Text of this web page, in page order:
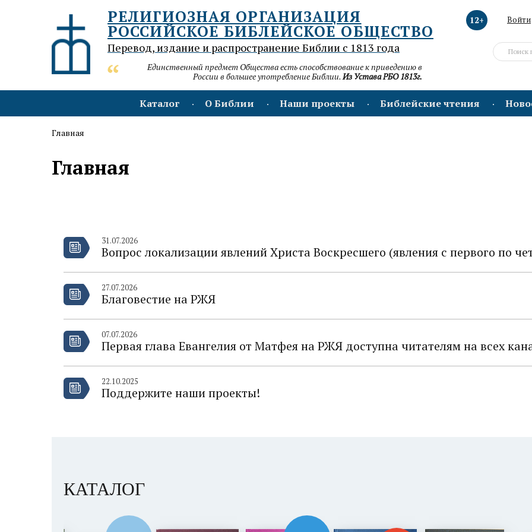
РЕЛИГИОЗНАЯ ОРГАНИЗАЦИЯ
РОССИЙСКОЕ БИБЛЕЙСКОЕ ОБЩЕСТВО
Перевод, издание и распространение Библии с 1813 года
Единственный предмет Общества есть способствование к приведению в
России в большее употребление Библии.Из Устава РБО 1813г.
12+ Войти
Каталог О Библии Наши проекты Библейские чтения
Главная
Главная
31.07.2026
Вопрос локализации явлений Христа Воскресшего (явления с первого по
27.07.2026
Благовестие на РЖЯ
07.07.2026
Первая глава Евангелия от Матфея на РЖЯ доступна читателям на всех
22.10.2025
Поддержите наши проекты!
КАТАЛОГ